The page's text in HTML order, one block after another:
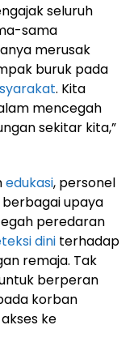
seluruh
sama
merusak
buruk pada
. Kita
mencegah
sekitar kita,”
edukasi, personel
berbagai upaya
peredaran
dini terhadap
remaja. Tak
berperan
korban
ke